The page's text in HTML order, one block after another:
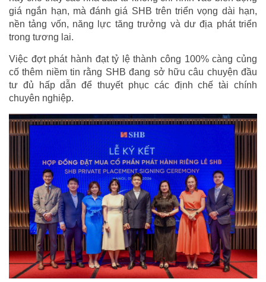
giá ngắn hạn, mà đánh giá SHB trên triển vọng dài hạn,
nền tảng vốn, năng lực tăng trưởng và dư địa phát triển
trong tương lai.
Việc đợt phát hành đạt tỷ lệ thành công 100% càng củng
cố thêm niềm tin rằng SHB đang sở hữu câu chuyện đầu
tư đủ hấp dẫn để thuyết phục các định chế tài chính
chuyên nghiệp.